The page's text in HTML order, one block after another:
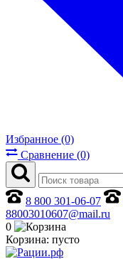
Избранное (0)
Сравнение (0)
8 800 301-06-07
88003010607@mail.ru
0
Корзина: пусто